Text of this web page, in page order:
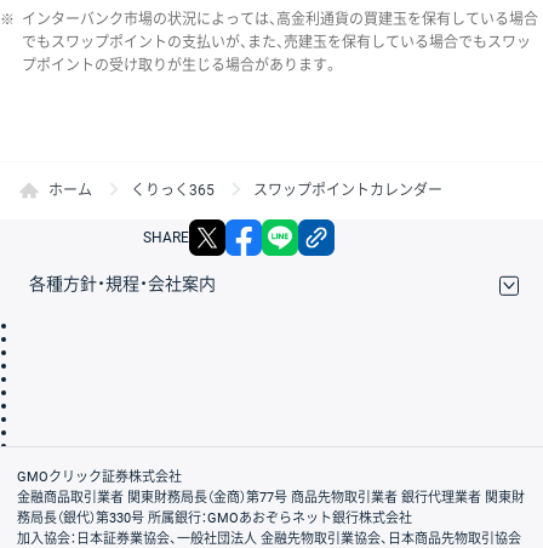
※ インターバンク市場の状況によっては、高金利通貨の買建玉を保有している場合
でもスワップポイントの支払いが、また、売建玉を保有している場合でもスワッ
プポイントの受け取りが生じる場合があります。
ホーム くりっく365 スワップポイントカレンダー
SHARE X facebook
各種方針・規程・会社案内
会社案内
GMOクリック証券株式会社
金融商品取引業者 関東財務局長（金商）第77号 商品先物取引業者 銀行代理業者 関東財
務局長（銀代）第330号 所属銀行：GMOあおぞらネット銀行株式会社
加入協会：日本証券業協会、一般社団法人 金融先物取引業協会、日本商品先物取引協会